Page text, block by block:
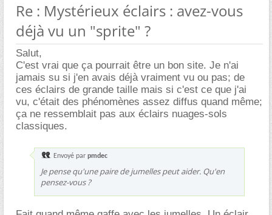
Re : Mystérieux éclairs : avez-vous
déjà vu un "sprite" ?
Salut,
C'est vrai que ça pourrait être un bon site. Je n'ai
jamais su si j'en avais déjà vraiment vu ou pas; de
ces éclairs de grande taille mais si c'est ce que j'ai
vu, c'était des phénomènes assez diffus quand même;
ça ne ressemblait pas aux éclairs nuages-sols
classiques.
Envoyé par pmdec
Je pense qu'une paire de jumelles peut aider. Qu'en
pensez-vous ?